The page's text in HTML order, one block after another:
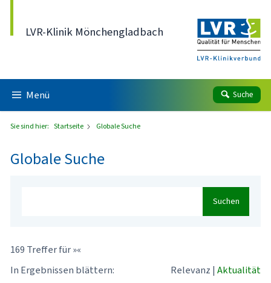
LVR-Klinik Mönchengladbach
Menü Suche
Sie sind hier: Startseite Globale Suche
Globale Suche
Suchen
169 Treffer für »«
In Ergebnissen blättern:
Relevanz | Aktualität